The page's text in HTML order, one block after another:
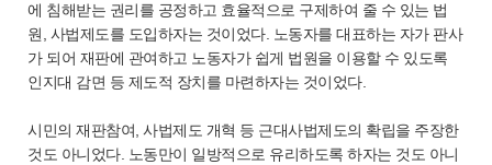
에 침해받는 권리를 공정하고 효율적으로 구제하여 줄 수 있는 법
원, 사법제도를 도입하자는 것이었다. 노동자를 대표하는 자가 판사
가 되어 재판에 관여하고 노동자가 쉽게 법원을 이용할 수 있도록
인지대 감면 등 제도적 장치를 마련하자는 것이었다.
시민의 재판참여, 사법제도 개혁 등 근대사법제도의 확립을 주장한
것도 아니었다. 노동만이 일방적으로 유리하도록 하자는 것도 아니